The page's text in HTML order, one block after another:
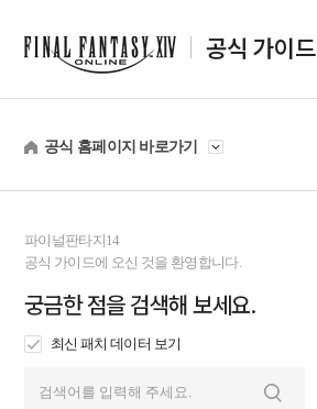
공식 가이드
공식 홈페이지 바로가기
파이널판타지14
공식 가이드에 오신 것을 환영합니다.
궁금한 점을 검색해 보세요.
최신 패치 데이터 보기